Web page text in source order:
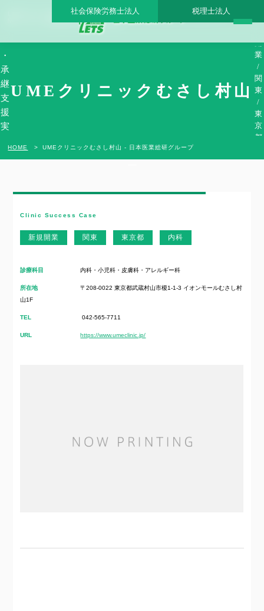
UMEクリニックむさし村山 - 日本医業総研グループ |日本医業総研｜医院開業・承
社会保険労務士法人 税理士法人
業
・
承
継
支
援
実
UMEクリニックむさし村山
開
業
/
関
東
/
東
京
都
内
HOME UMEクリニックむさし村山 - 日本医業総研グループ
Clinic Success Case
新規開業 関東 東京都 内科
診療科目 内科・小児科・皮膚科・アレルギー科
所在地
〒208-0022 東京都武蔵村山市榎1-1-3 イオンモールむさし村
山1F
TEL 042-565-7711
URL https://www.umeclinic.jp/